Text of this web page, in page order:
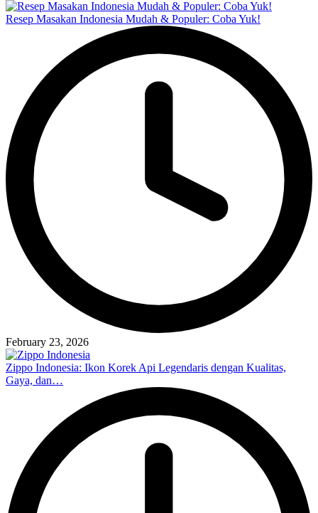
Resep Masakan Indonesia Mudah & Populer: Coba Yuk!
February 23, 2026
Zippo Indonesia: Ikon Korek Api Legendaris dengan Kualitas,
Gaya, dan…